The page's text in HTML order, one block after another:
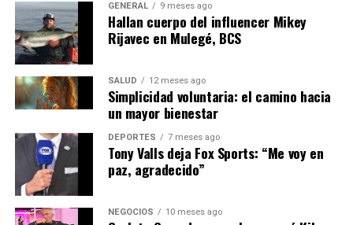
En conclusión, mientras que la tecnología presenta
desafíos, también ofrece una oportunidad sin
precedentes para transformar la educación en América
Latina. Con el apoyo adecuado, la región puede superar
estos obstáculos y liderar en innovación educativa.
El camino hacia adelante requerirá colaboración entre
gobiernos, empresas tecnológicas y educadores para
asegurar que todos los estudiantes tengan acceso a una
educación de calidad en la era digital.
GENERAL 9 meses ago
Hallan cuerpo del influencer Mikey
Rijavec en Mulegé, BCS
SALUD 12 meses ago
Simplicidad voluntaria: el camino hacia
un mayor bienestar
DEPORTES 7 meses ago
Tony Valls deja Fox Sports: “Me voy en
paz, agradecido”
NEGOCIOS 10 meses ago